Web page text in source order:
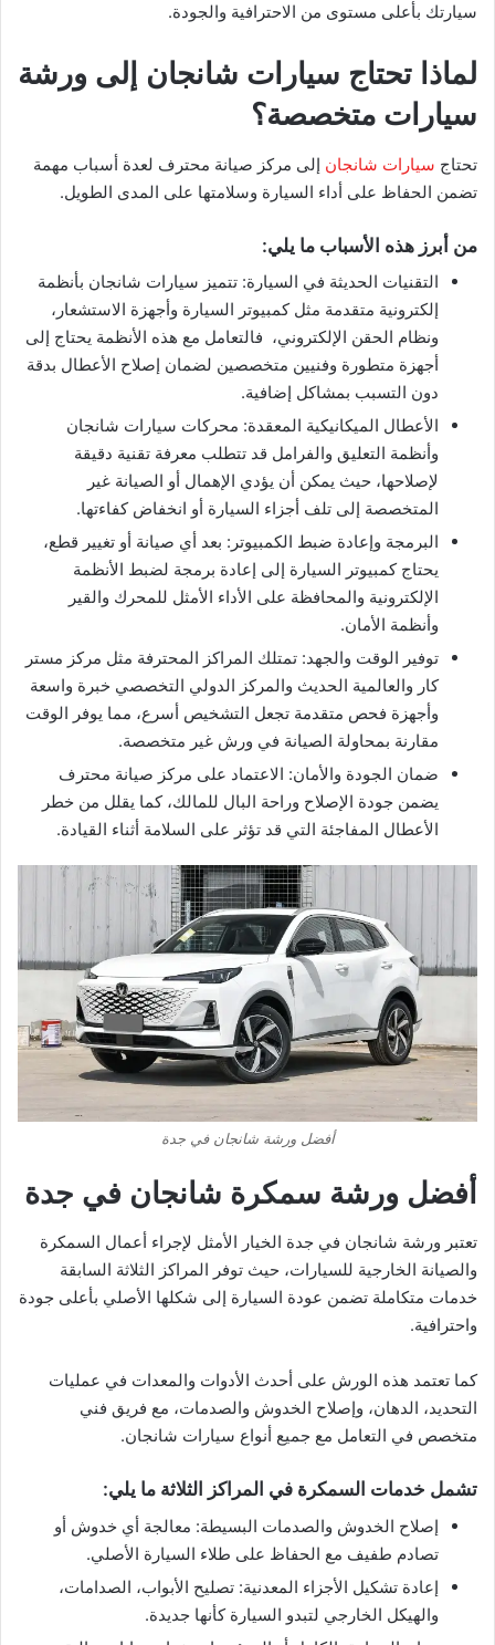
سيارتك بأعلى مستوى من الاحترافية والجودة.
لماذا تحتاج سيارات شانجان إلى ورشة
سيارات متخصصة؟
تحتاج سيارات شانجان إلى مركز صيانة محترف لعدة أسباب مهمة
تضمن الحفاظ على أداء السيارة وسلامتها على المدى الطويل.
من أبرز هذه الأسباب ما يلي:
التقنيات الحديثة في السيارة: تتميز سيارات شانجان بأنظمة
إلكترونية متقدمة مثل كمبيوتر السيارة وأجهزة الاستشعار،
ونظام الحقن الإلكتروني، فالتعامل مع هذه الأنظمة يحتاج إلى
أجهزة متطورة وفنيين متخصصين لضمان إصلاح الأعطال بدقة
دون التسبب بمشاكل إضافية.
الأعطال الميكانيكية المعقدة: محركات سيارات شانجان
وأنظمة التعليق والفرامل قد تتطلب معرفة تقنية دقيقة
لإصلاحها، حيث يمكن أن يؤدي الإهمال أو الصيانة غير
المتخصصة إلى تلف أجزاء السيارة أو انخفاض كفاءتها.
البرمجة وإعادة ضبط الكمبيوتر: بعد أي صيانة أو تغيير قطع،
يحتاج كمبيوتر السيارة إلى إعادة برمجة لضبط الأنظمة
الإلكترونية والمحافظة على الأداء الأمثل للمحرك والقير
وأنظمة الأمان.
توفير الوقت والجهد: تمتلك المراكز المحترفة مثل مركز مستر
كار والعالمية الحديث والمركز الدولي التخصصي خبرة واسعة
وأجهزة فحص متقدمة تجعل التشخيص أسرع، مما يوفر الوقت
مقارنة بمحاولة الصيانة في ورش غير متخصصة.
ضمان الجودة والأمان: الاعتماد على مركز صيانة محترف
يضمن جودة الإصلاح وراحة البال للمالك، كما يقلل من خطر
الأعطال المفاجئة التي قد تؤثر على السلامة أثناء القيادة.
أفضل ورشة شانجان في جدة
أفضل ورشة سمكرة شانجان في جدة
تعتبر ورشة شانجان في جدة الخيار الأمثل لإجراء أعمال السمكرة
والصيانة الخارجية للسيارات، حيث توفر المراكز الثلاثة السابقة
خدمات متكاملة تضمن عودة السيارة إلى شكلها الأصلي بأعلى جودة
واحترافية.
كما تعتمد هذه الورش على أحدث الأدوات والمعدات في عمليات
التحديد، الدهان، وإصلاح الخدوش والصدمات، مع فريق فني
متخصص في التعامل مع جميع أنواع سيارات شانجان.
تشمل خدمات السمكرة في المراكز الثلاثة ما يلي:
إصلاح الخدوش والصدمات البسيطة: معالجة أي خدوش أو
تصادم طفيف مع الحفاظ على طلاء السيارة الأصلي.
إعادة تشكيل الأجزاء المعدنية: تصليح الأبواب، الصدامات،
والهيكل الخارجي لتبدو السيارة كأنها جديدة.